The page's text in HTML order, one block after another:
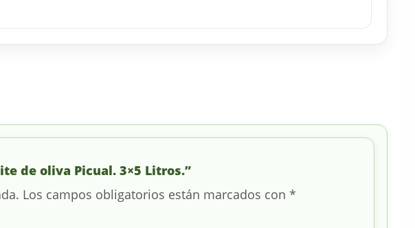
de oliva Picual. 3×5 Litros.”
Los campos obligatorios están marcados con *